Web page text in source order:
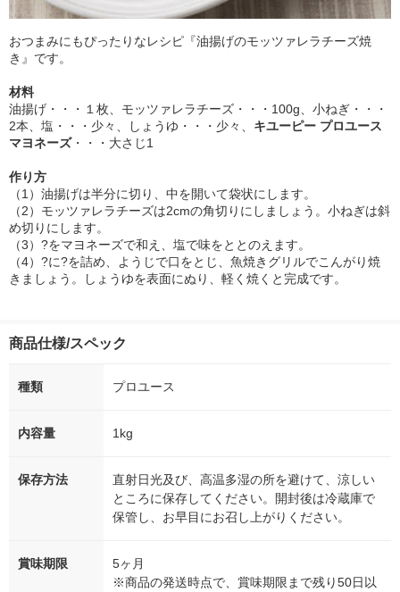
おつまみにもぴったりなレシピ『油揚げのモッツァレラチーズ焼
き』です。
材料
油揚げ・・・１枚、モッツァレラチーズ・・・100g、小ねぎ・・・
2本、塩・・・少々、しょうゆ・・・少々、 キユーピー プロユース
マヨネーズ・・・大さじ1
作り方
（1）油揚げは半分に切り、中を開いて袋状にします。
（2）モッツァレラチーズは2cmの角切りにしましょう。小ねぎは斜
め切りにします。
（3）?をマヨネーズで和え、塩で味をととのえます。
（4）?に?を詰め、ようじで口をとじ、魚焼きグリルでこんがり焼
きましょう。しょうゆを表面にぬり、軽く焼くと完成です。
商品仕様/スペック
種類 プロユース
内容量 1kg
保存方法
直射日光及び、高温多湿の所を避けて、涼しい
ところに保存してください。開封後は冷蔵庫で
保管し、お早目にお召し上がりください。
賞味期限
5ヶ月
※商品の発送時点で、賞味期限まで残り50日以